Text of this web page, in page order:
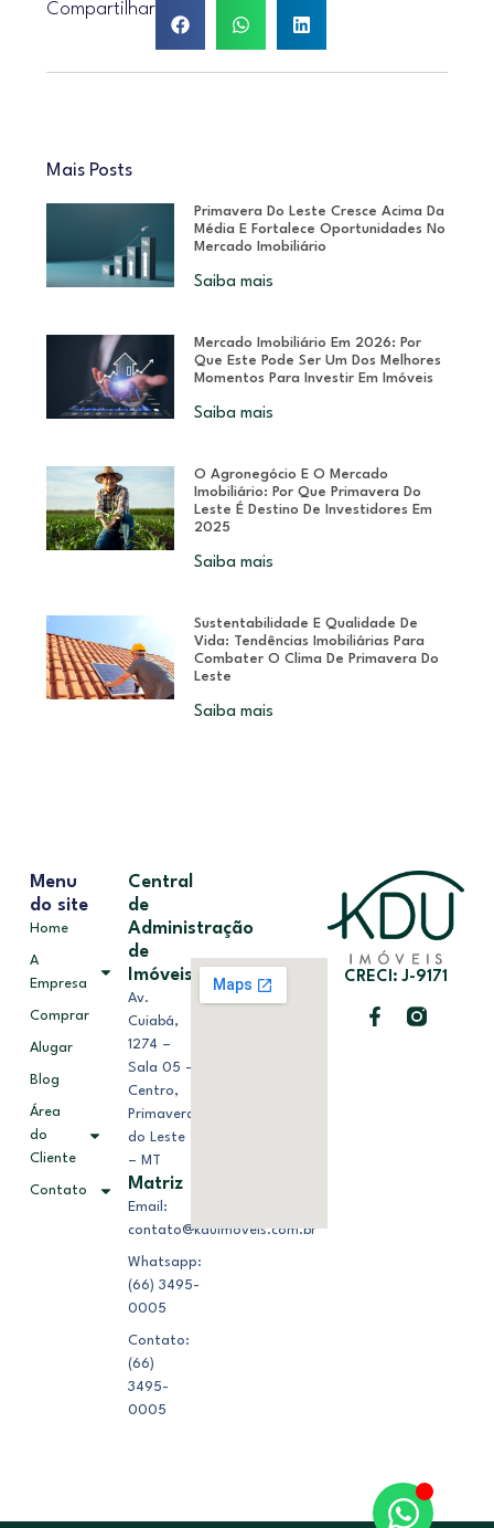
Compartilhar
Mais Posts
Primavera Do Leste Cresce Acima Da
Média E Fortalece Oportunidades No
Mercado Imobiliário
Saiba mais
Mercado Imobiliário Em 2026: Por
Que Este Pode Ser Um Dos Melhores
Momentos Para Investir Em Imóveis
Saiba mais
O Agronegócio E O Mercado
Imobiliário: Por Que Primavera Do
Leste É Destino De Investidores Em
2025
Saiba mais
Sustentabilidade E Qualidade De
Vida: Tendências Imobiliárias Para
Combater O Clima De Primavera Do
Leste
Saiba mais
CRECI: J-9171
Menu
do site
Home
A
Empresa
Comprar
Alugar
Blog
Área
do
Cliente
Contato
Central
de
Administração
de
Imóveis
Av.
Cuiabá,
1274 –
Sala 05 –
Centro,
Primavera
do Leste
– MT
Matriz
Email:
contato@kduimoveis.com.br
Whatsapp:
(66) 3495-
0005
Contato:
(66)
3495-
0005